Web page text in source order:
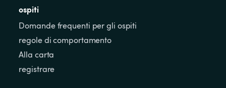
ospiti
Domande frequenti per gli ospiti
regole di comportamento
Alla carta
registrare